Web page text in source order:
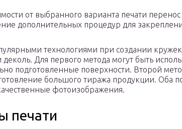
от выбранного варианта печати
дополнительных процедур для
технологиями при создании
деколь. Для первого метода могут быть
подготовленные поверхности. Второй
большого тиража продукции. Оба
фотоизображения.
печати